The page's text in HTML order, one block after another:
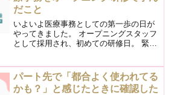
だこと
いよいよ医療事務としての第一歩の日が
やってきました。 オープニングスタッフ
として採用され、初めての研修日。 緊張
スタッフたちが集まっていました。最初
に行われたのは、顔合...
パート先で「都合よく使われてる
かも？」と感じたときに確認した